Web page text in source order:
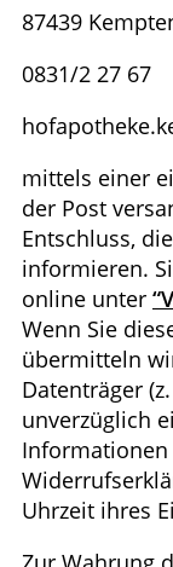
87439
0831/2 27 67
mittels einer
der Post
Entschluss,
informieren.
online unter
Wenn Sie
übermitteln
Datenträger
unverzüglich
Uhrzeit ihres